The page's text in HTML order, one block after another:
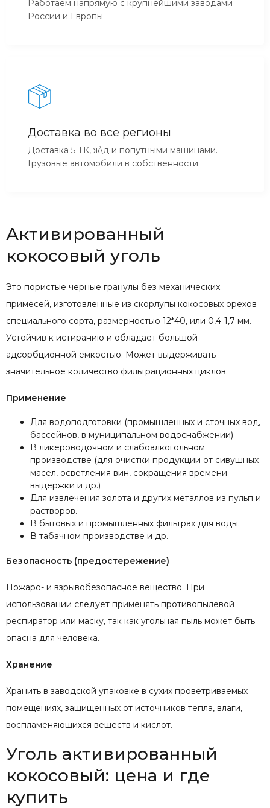
Работаем напрямую с крупнейшими заводами
России и Европы
Доставка во все регионы
Доставка 5 ТК, ж\д и попутными машинами.
Грузовые автомобили в собственности
Активированный
кокосовый уголь
Это пористые черные гранулы без механических
примесей, изготовленные из скорлупы кокосовых орехов
специального сорта, размерностью 12*40, или 0,4-1,7 мм.
Устойчив к истиранию и обладает большой
адсорбционной емкостью. Может выдерживать
значительное количество фильтрационных циклов.
Применение
Для водоподготовки (промышленных и сточных вод,
бассейнов, в муниципальном водоснабжении)
В ликероводочном и слабоалкогольном
производстве (для очистки продукции от сивушных
масел, осветления вин, сокращения времени
выдержки и др.)
Для извлечения золота и других металлов из пульп и
растворов.
В бытовых и промышленных фильтрах для воды.
В табачном производстве и др.
Безопасность (предостережение)
Пожаро- и взрывобезопасное вещество. При
использовании следует применять противопылевой
респиратор или маску, так как угольная пыль может быть
опасна для человека.
Хранение
Хранить в заводской упаковке в сухих проветриваемых
помещениях, защищенных от источников тепла, влаги,
воспламеняющихся веществ и кислот.
Уголь активированный
кокосовый: цена и где
купить